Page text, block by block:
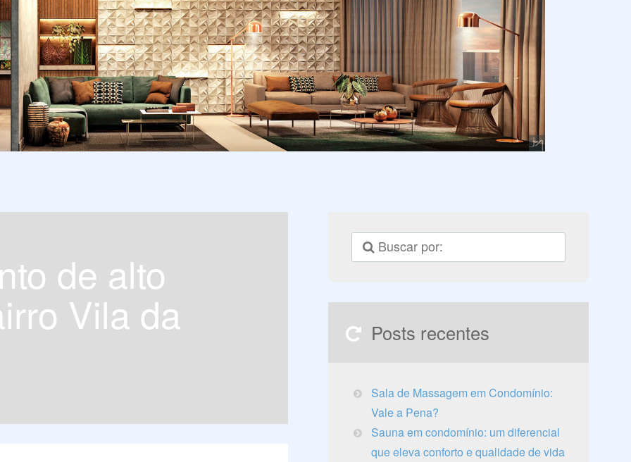
Vila da Posts recentes
Sala de Massagem em Condomínio:
Vale a Pena?
Sauna em condomínio: um diferencial
que eleva conforto e qualidade de vida